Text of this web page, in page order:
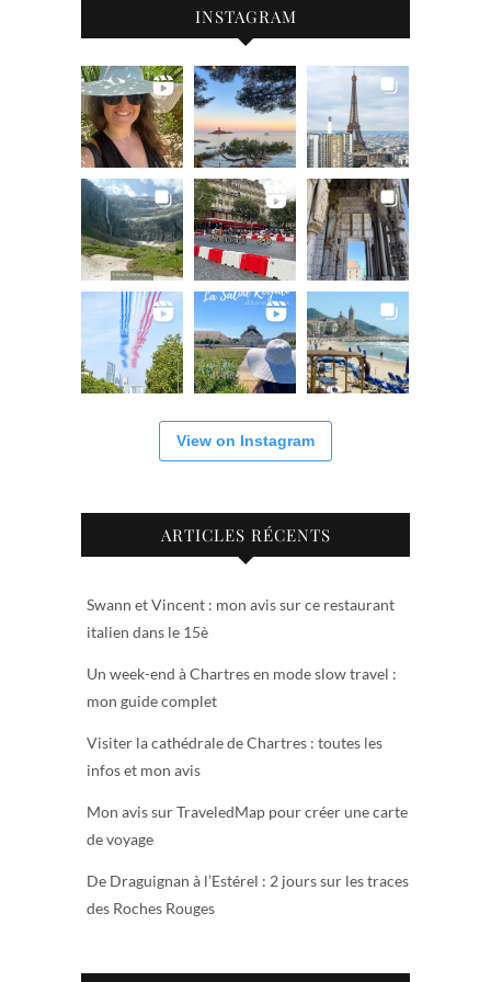
INSTAGRAM
View on Instagram
ARTICLES RÉCENTS
Swann et Vincent : mon avis sur ce restaurant
italien dans le 15è
Un week-end à Chartres en mode slow travel :
mon guide complet
Visiter la cathédrale de Chartres : toutes les
infos et mon avis
Mon avis sur TraveledMap pour créer une carte
de voyage
De Draguignan à l’Estérel : 2 jours sur les traces
des Roches Rouges